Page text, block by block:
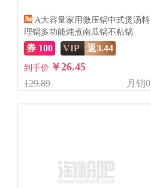
A大容量家用微压锅中式煲汤料
理锅多功能炖煮南瓜锅不粘锅
券 100 VIP 返3.44
到手价 ￥26.45
129.89 月销0